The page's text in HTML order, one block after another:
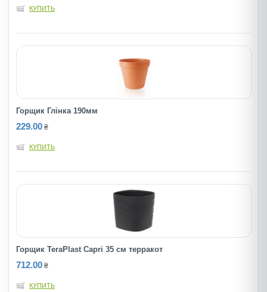
КУПИТЬ
Горщик Глінка 190мм
229.00 ₴
КУПИТЬ
Горщик TeraPlast Capri 35 см терракот
712.00 ₴
КУПИТЬ